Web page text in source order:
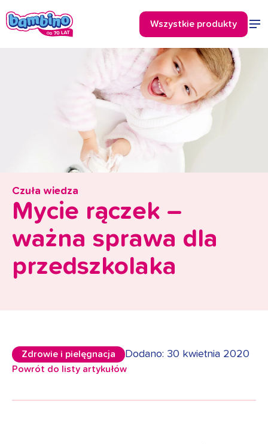
Czuła wiedza
Mycie rączek –
ważna sprawa dla
przedszkolaka
Zdrowie i pielęgnacja Dodano: 30 kwietnia 2020
Powrót do listy artykułów